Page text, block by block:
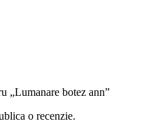
„Lumanare botez ann”
o recenzie.